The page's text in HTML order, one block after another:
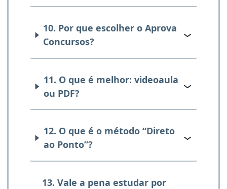
10. Por que escolher o Aprova
Concursos?
11. O que é melhor: videoaula
ou PDF?
12. O que é o método “Direto
ao Ponto”?
13. Vale a pena estudar por